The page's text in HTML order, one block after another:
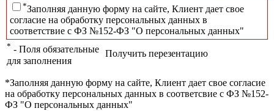
*Заполняя данную форму на сайте, Клиент дает свое
согласие на обработку персональных данных в
соответствие с ФЗ №152-ФЗ "О персональных данных"
* - Поля обязательные
для заполнения
Получить перезентацию
*Заполняя данную форму на сайте, Клиент дает свое согласие
на обработку персональных данных в соответсвие с ФЗ №152-
ФЗ "О персональных данных"